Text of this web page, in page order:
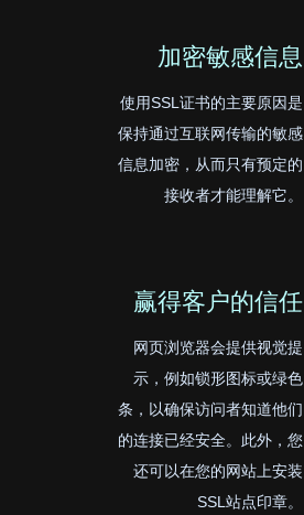
加密敏感信息
使用SSL证书的主要原因是
保持通过互联网传输的敏感
信息加密，从而只有预定的
接收者才能理解它。
赢得客户的信任
网页浏览器会提供视觉提
示，例如锁形图标或绿色
条，以确保访问者知道他们
的连接已经安全。此外，您
还可以在您的网站上安装
SSL站点印章。